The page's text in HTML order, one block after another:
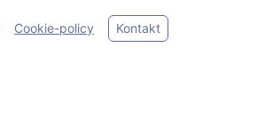
Cookie-policy Kontakt